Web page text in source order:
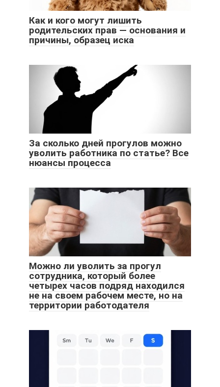
Как и кого могут лишить
родительских прав — основания и
причины, образец иска
За сколько дней прогулов можно
уволить работника по статье? Все
нюансы процесса
Можно ли уволить за прогул
сотрудника, который более
четырех часов подряд находился
не на своем рабочем месте, но на
территории работодателя